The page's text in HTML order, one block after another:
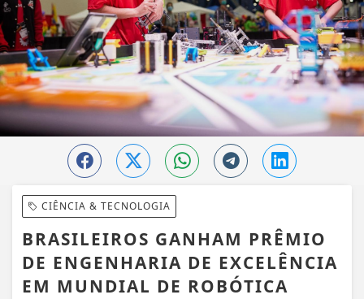
CIÊNCIA & TECNOLOGIA
BRASILEIROS GANHAM PRÊMIO
DE ENGENHARIA DE EXCELÊNCIA
EM MUNDIAL DE ROBÓTICA